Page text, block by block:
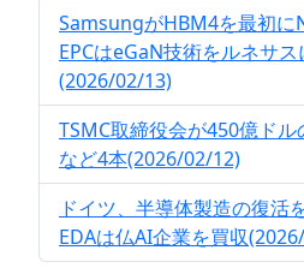
SamsungがHBM4を最初に
EPCはeGaN技術をルネサ
(2026/02/13)
TSMC取締役会が450億ドル
など4本(2026/02/12)
ドイツ、半導体製造の復活
EDAは仏AI企業を買収